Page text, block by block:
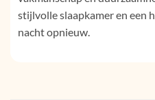
stijlvolle slaapkamer en een
nacht opnieuw.